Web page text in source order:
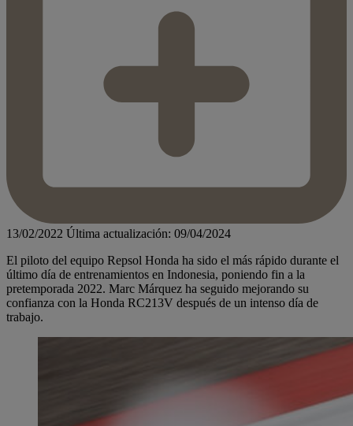
13/02/2022 Última actualización: 09/04/2024
El piloto del equipo Repsol Honda ha sido el más rápido durante el
último día de entrenamientos en Indonesia, poniendo fin a la
pretemporada 2022. Marc Márquez ha seguido mejorando su
confianza con la Honda RC213V después de un intenso día de
trabajo.